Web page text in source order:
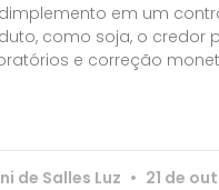
em um
como soja, o credor
e correção
de Salles Luz
21 de